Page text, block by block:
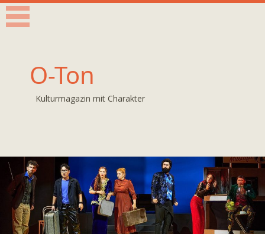
O-Ton
Kulturmagazin mit Charakter